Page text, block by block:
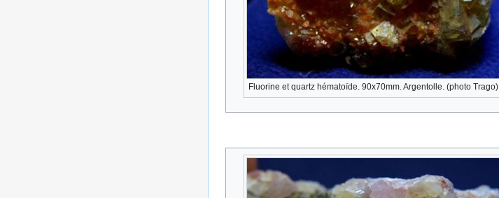
Fluorine et quartz hématoïde. 90x70mm. Argentolle. (photo Trago)